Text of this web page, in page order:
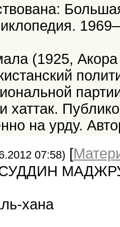
(1925,
хаттак.
на урду.
07:58) [
хана